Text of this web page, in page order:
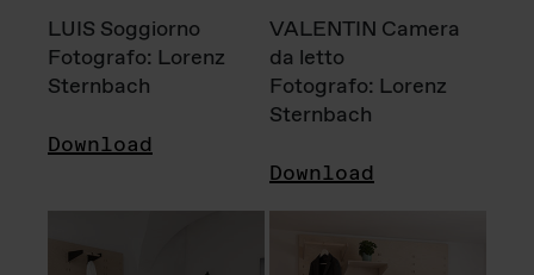
LUIS Soggiorno
Fotografo: Lorenz
Sternbach
Download
VALENTIN Camera
da letto
Fotografo: Lorenz
Sternbach
Download